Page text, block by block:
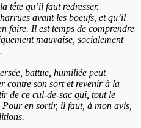
tête qu’il faut redresser.
avant les boeufs, et qu’il
faire. Il est temps de comprendre
mauvaise, socialement
battue, humiliée peut
contre son sort et revenir à la
de ce cul-de-sac qui, tout le
en sortir, il faut, à mon avis,